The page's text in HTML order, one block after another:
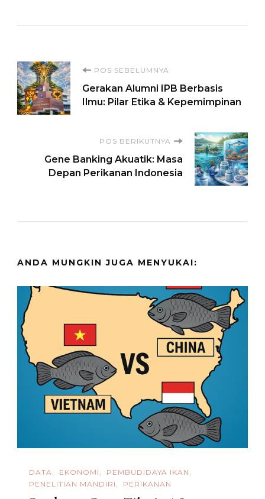
Navigasi
Artikel
POS SEBELUMNYA
Gerakan Alumni IPB Berbasis
Ilmu: Pilar Etika & Kepemimpinan
POS BERIKUTNYA
Gene Banking Akuatik: Masa
Depan Perikanan Indonesia
ANDA MUNGKIN JUGA MENYUKAI:
DATA EKONOMI
PEMBUDIDAYA IKAN
PENELITIAN MANDIRI
PERIKANAN